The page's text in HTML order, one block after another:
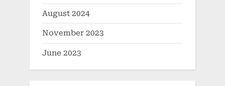
August 2024
November 2023
June 2023